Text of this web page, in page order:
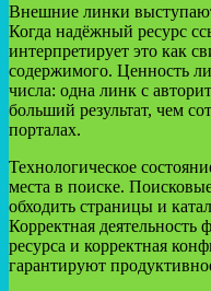
Внешние линки
Когда надёжный ресурс
интерпретирует это как
содержимого. Ценность
числа: одна линк с
больший результат, чем
порталах.
Технологическое
места в поиске.
обходить страницы и
Корректная
ресурса и корректная
гарантируют